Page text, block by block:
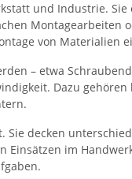
und Industrie.
Montagearbeiten
von Materialien
– etwa
Dazu
decken
im